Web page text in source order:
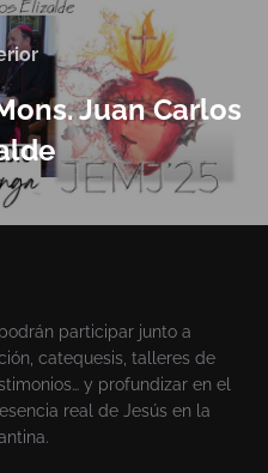
Juan Carlos
participar junto a
catequesis, talleres de
y profundizar en el
real de Jesús en la